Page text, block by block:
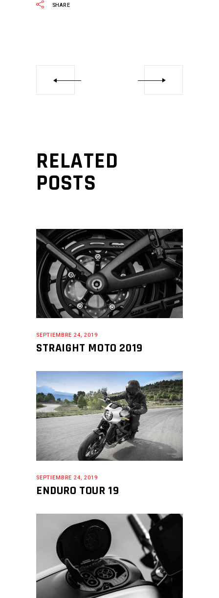
SHARE
RELATED
POSTS
SEPTIEMBRE 24, 2019
STRAIGHT MOTO 2019
SEPTIEMBRE 24, 2019
ENDURO TOUR 19